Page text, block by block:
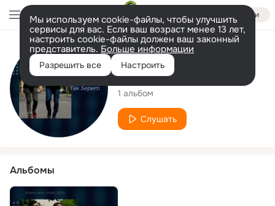
Войти
Мы используем cookie-файлы, чтобы улучшить
сервисы для вас. Если ваш возраст менее 13 лет,
настроить cookie-файлы должен ваш законный
представитель. Больше информации
Разрешить все Настроить
Исполнитель
Lupi Sopian
1 альбом
Слушать
Альбомы